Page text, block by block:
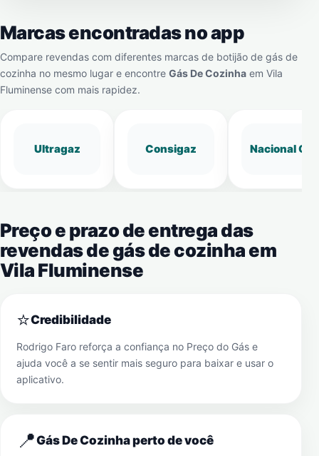
Marcas encontradas no app
Compare revendas com diferentes marcas de botijão de gás de
cozinha no mesmo lugar e encontre Gás De Cozinha em Vila
Fluminense com mais rapidez.
Ultragaz Consigaz Nacional Gás
Preço e prazo de entrega das
revendas de gás de cozinha em
Vila Fluminense
⭐Credibilidade
Rodrigo Faro reforça a confiança no Preço do Gás e
ajuda você a se sentir mais seguro para baixar e usar o
aplicativo.
📍Gás De Cozinha perto de você